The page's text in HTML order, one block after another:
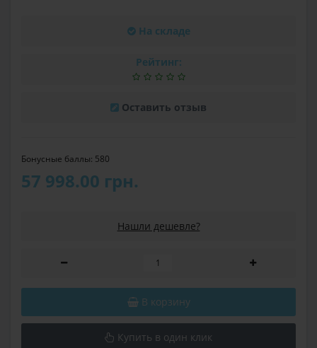
На складе
Рейтинг:
Оставить отзыв
Бонусные баллы: 580
57 998.00 грн.
Нашли дешевле?
В корзину
Купить в один клик